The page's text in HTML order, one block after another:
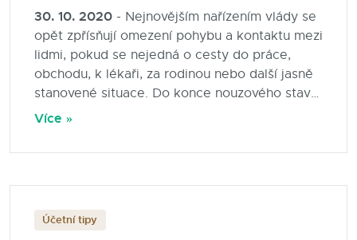
30. 10. 2020 - Nejnovějším nařízením vlády se
opět zpřísňují omezení pohybu a kontaktu mezi
lidmi, pokud se nejedná o cesty do práce,
obchodu, k lékaři, za rodinou nebo další jasně
stanovené situace. Do konce nouzového stavu
je také až na výjimky uzavřen maloobchod a
řadě podnikatelů.
Více »
Účetní tipy